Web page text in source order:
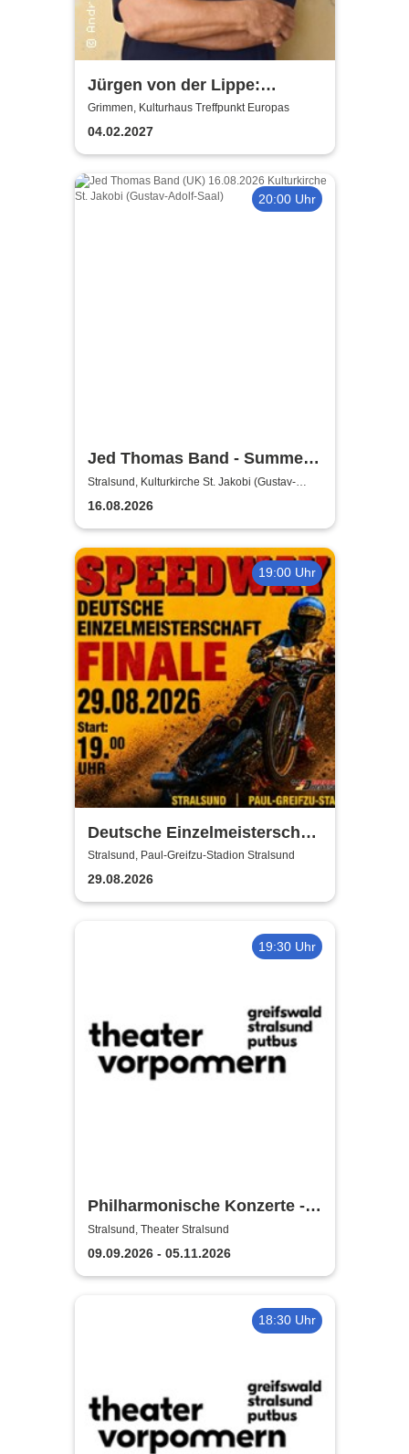
Jürgen von der Lippe:
Sextextsextett - Comedy-
Lesung
Grimmen, Kulturhaus Treffpunkt Europas
04.02.2027
20:00 Uhr
Jed Thomas Band - Summer
Tour 2026
Stralsund, Kulturkirche St. Jakobi (Gustav-
Adolf-Saal)
16.08.2026
19:00 Uhr
Deutsche Einzelmeisterschaft
Finale | MC Nordstern
Stralsund
Stralsund, Paul-Greifzu-Stadion Stralsund
29.08.2026
19:30 Uhr
Philharmonische Konzerte -
Theater Vorpommern
Stralsund, Theater Stralsund
09.09.2026 - 05.11.2026
18:30 Uhr